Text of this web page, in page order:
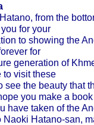
from the
for your
to showing the
for
generation of
to visit these
see the beauty that
you make a
have taken of the
Naoki Hatano-san,